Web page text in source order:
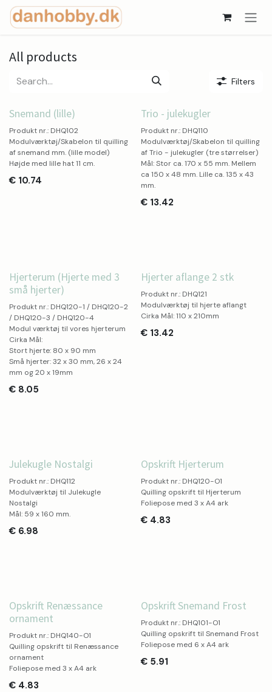
Skip to Content
All products
Filters
Snemand (lille)
Produkt nr.: DHQ102
Modulværktøj/Skabelon til quilling
af snemand mm. (lille model)
Højde med lille hat 11 cm.
€ 10.74
Trio - julekugler
Produkt nr.: DHQ110
Modulværktøj/Skabelon til quilling
af Trio - julekugler (tre størrelser)
Mål: Stor ca. 170 x 55 mm. Mellem
ca 150 x 48 mm. Lille ca. 135 x 43
mm.
€ 13.42
Hjerterum (Hjerte med 3
små hjerter)
Produkt nr.: DHQ120-1 / DHQ120-2
/ DHQ120-3 / DHQ120-4
Modul værktøj til vores hjerterum
Cirka Mål:
Stort hjerte: 80 x 90 mm
Små hjerter: 32 x 30 mm, 26 x 24
mm og 20 x 19mm
€ 8.05
Hjerter aflange 2 stk
Produkt nr.: DHQ121
Modulværktøj til hjerte aflangt
Cirka Mål: 110 x 210mm
€ 13.42
Julekugle Nostalgi
Produkt nr.: DHQ112
Modulværktøj til Julekugle
Nostalgi
Mål: 59 x 160 mm.
€ 6.98
Opskrift Hjerterum
Produkt nr.: DHQ120-O1
Quilling opskrift til Hjerterum
Foliepose med 3 x A4 ark
€ 4.83
Opskrift Renæssance
ornament
Produkt nr.: DHQ140-O1
Quilling opskrift til Renæssance
ornament
Foliepose med 3 x A4 ark
€ 4.83
Opskrift Snemand Frost
Produkt nr.: DHQ101-O1
Quilling opskrift til Snemand Frost
Foliepose med 6 x A4 ark
€ 5.91